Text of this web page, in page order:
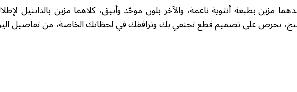
بطبعة أنثوية ناعمة، والآخر بلون موحّد وأنيق، كلاهما مزين بالدانتيل
نحرص على تصميم قطع تحتفي بك وترافقك في لحظاتك الخاصة، من تفاصيل